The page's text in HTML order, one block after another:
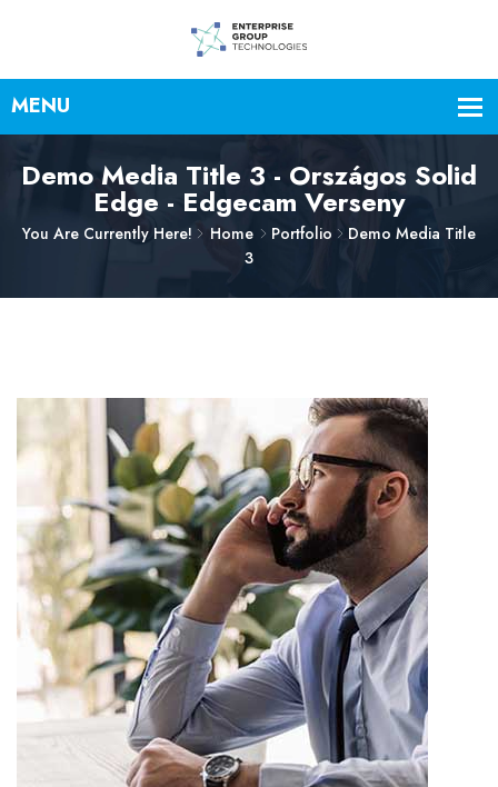
Demo Media Title 3 - Országos Solid
Edge - Edgecam Verseny
You Are Currently Here! Home Portfolio
Demo Media Title
3